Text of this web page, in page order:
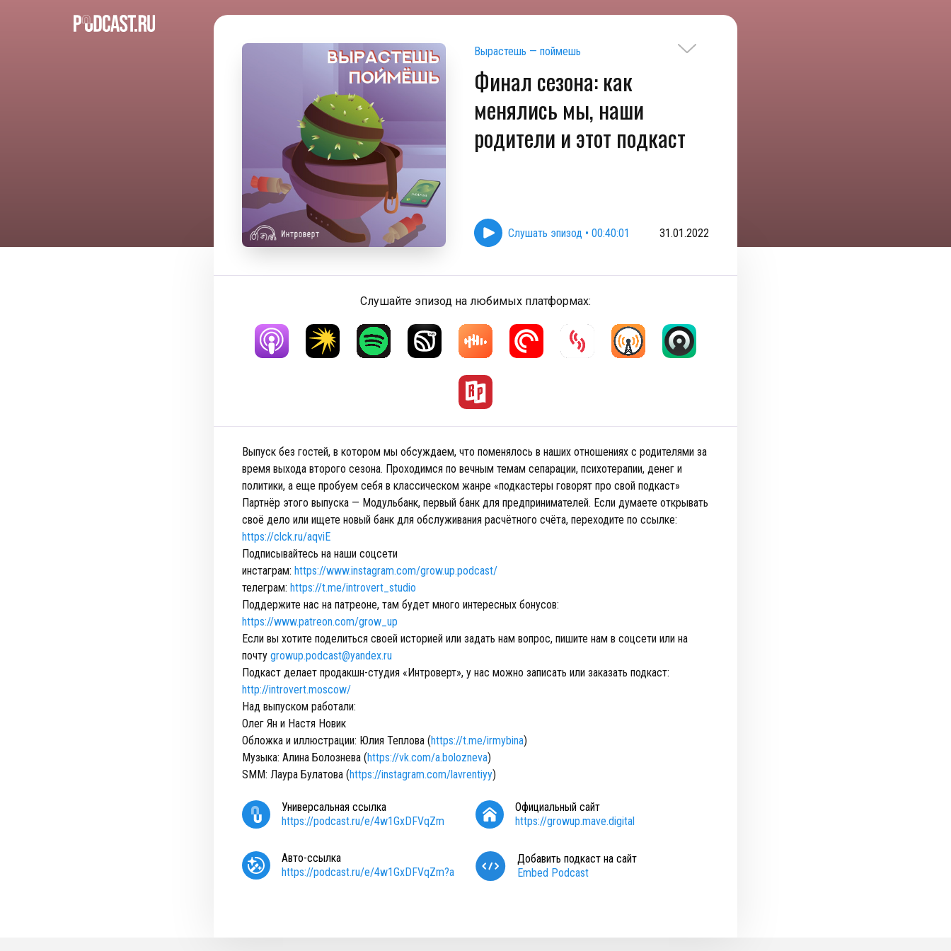
Вырастешь — поймешь
Финал сезона: как
менялись мы, наши
родители и этот подкаст
Слушать эпизод • 00:40:01 31.01.2022
Слушайте эпизод на любимых платформах:
Выпуск без гостей, в котором мы обсуждаем, что поменялось в наших отношениях с родителями за
время выхода второго сезона. Проходимся по вечным темам сепарации, психотерапии, денег и
политики, а еще пробуем себя в классическом жанре «подкастеры говорят про свой подкаст»
Партнёр этого выпуска — Модульбанк, первый банк для предпринимателей. Если думаете открывать
своё дело или ищете новый банк для обслуживания расчётного счёта, переходите по ссылке:
https://clck.ru/aqviE
Подписывайтесь на наши соцсети
инстаграм: https://www.instagram.com/grow.up.podcast/
телеграм: https://t.me/introvert_studio
Поддержите нас на патреоне, там будет много интересных бонусов:
https://www.patreon.com/grow_up
Если вы хотите поделиться своей историей или задать нам вопрос, пишите нам в соцсети или на
почту growup.podcast@yandex.ru
Подкаст делает продакшн-студия «Интроверт», у нас можно записать или заказать подкаст:
http://introvert.moscow/
Над выпуском работали:
Олег Ян и Настя Новик
Обложка и иллюстрации: Юлия Теплова (https://t.me/irmybina)
Музыка: Алина Болознева (https://vk.com/a.bolozneva)
SMM: Лаура Булатова (https://instagram.com/lavrentiyy)
Универсальная ссылка
https://podcast.ru/e/4w1GxDFVqZm
Официальный сайт
https://growup.mave.digital
Авто-ссылка
https://podcast.ru/e/4w1GxDFVqZm?a
Добавить подкаст на сайт
Embed Podcast